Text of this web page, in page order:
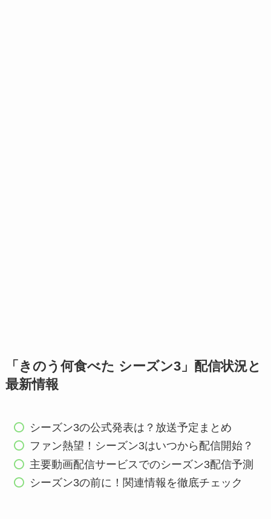
「きのう何食べた シーズン3」配信状況と
最新情報
シーズン3の公式発表は？放送予定まとめ
ファン熱望！シーズン3はいつから配信開始？
主要動画配信サービスでのシーズン3配信予測
シーズン3の前に！関連情報を徹底チェック